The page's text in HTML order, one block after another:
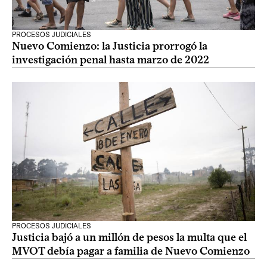
PROCESOS JUDICIALES
Nuevo Comienzo: la Justicia prorrogó la
investigación penal hasta marzo de 2022
PROCESOS JUDICIALES
Justicia bajó a un millón de pesos la multa que el
MVOT debía pagar a familia de Nuevo Comienzo